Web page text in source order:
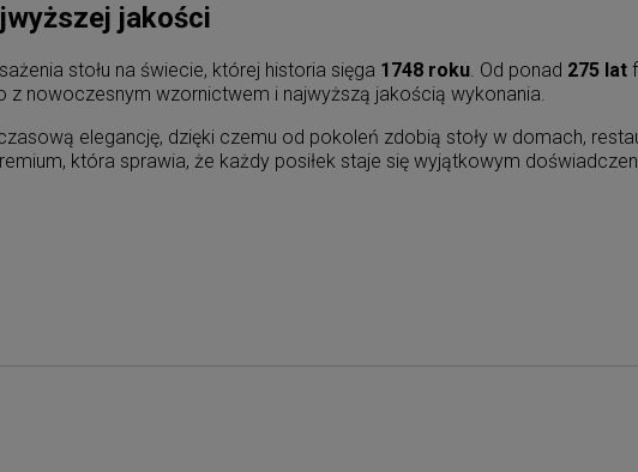
jakości
stołu na świecie, której historia sięga 1748 roku. Od ponad 275 lat
z nowoczesnym wzornictwem i najwyższą jakością wykonania.
elegancję, dzięki czemu od pokoleń zdobią stoły w domach,
która sprawia, że każdy posiłek staje się wyjątkowym